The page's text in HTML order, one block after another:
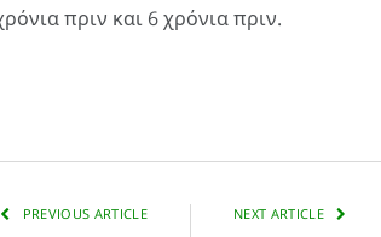
πριν και 6 χρόνια πριν.
PREVIOUS ARTICLE NEXT ARTICLE